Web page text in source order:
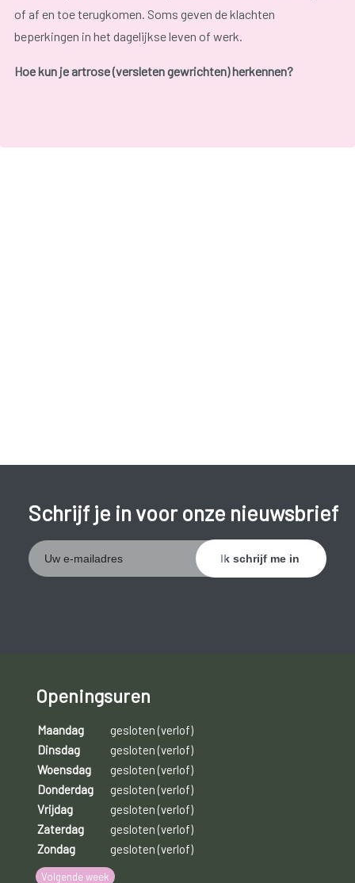
of af en toe terugkomen. Soms geven de klachten
beperkingen in het dagelijkse leven of werk.
Hoe kun je artrose (versleten gewrichten) herkennen?
de vingers. Meestal blijft het beperkt tot één of enkele
Schrijf je in voor onze nieuwsbrief
Openingsuren
Maandag
gesloten (verlof)
Dinsdag
gesloten (verlof)
Woensdag
gesloten (verlof)
Donderdag
gesloten (verlof)
Vrijdag
gesloten (verlof)
Zaterdag
gesloten (verlof)
Zondag
gesloten (verlof)
Volgende week